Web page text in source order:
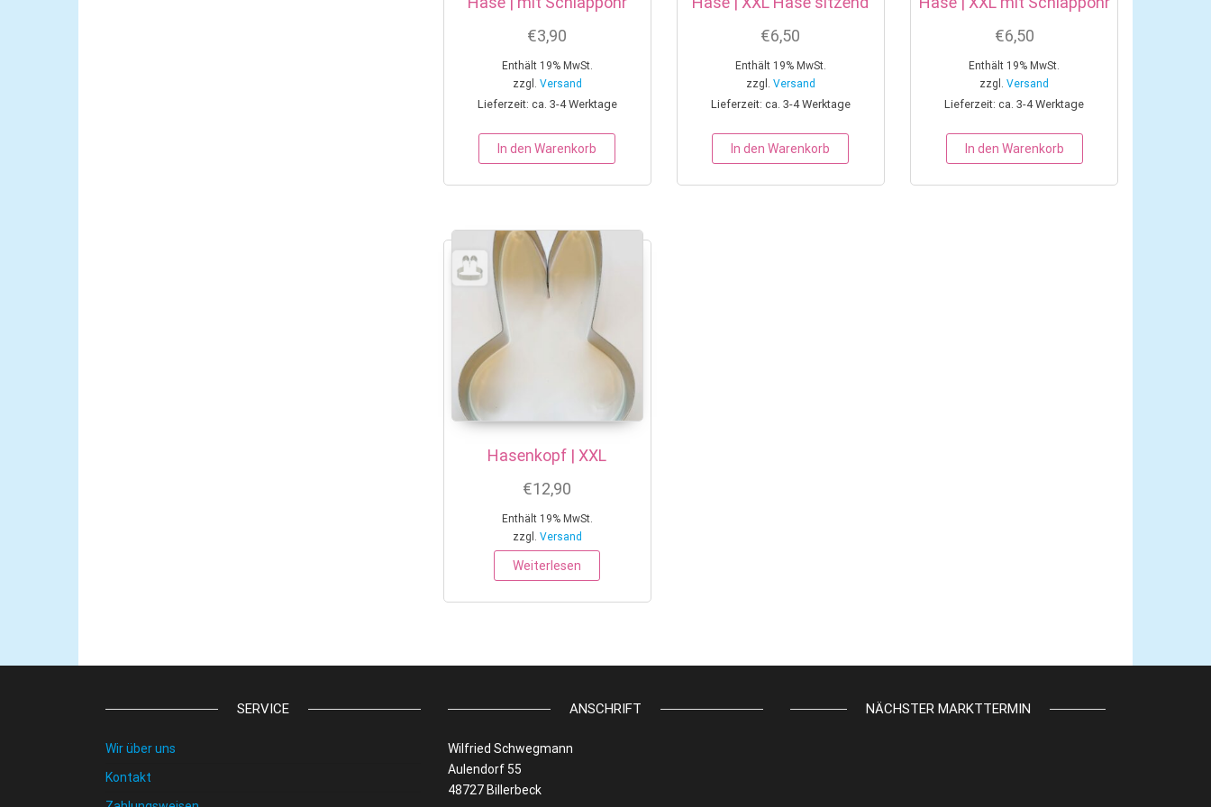
€3,90
Enthält 19% MwSt.
zzgl. Versand
Lieferzeit: ca. 3-4 Werktage
In den Warenkorb
€6,50
Enthält 19% MwSt.
zzgl. Versand
Lieferzeit: ca. 3-4 Werktage
In den Warenkorb
€6,50
Enthält 19% MwSt.
zzgl.Versand
Lieferzeit: ca. 3-4 Werktage
In den Warenkorb
Hasenkopf | XXL
€12,90
Enthält 19% MwSt.
zzgl. Versand
Weiterlesen
SERVICE
Wir über uns
Kontakt
ANSCHRIFT
Wilfried Schwegmann
Aulendorf 55
48727 Billerbeck
NÄCHSTER MARKTTERMIN